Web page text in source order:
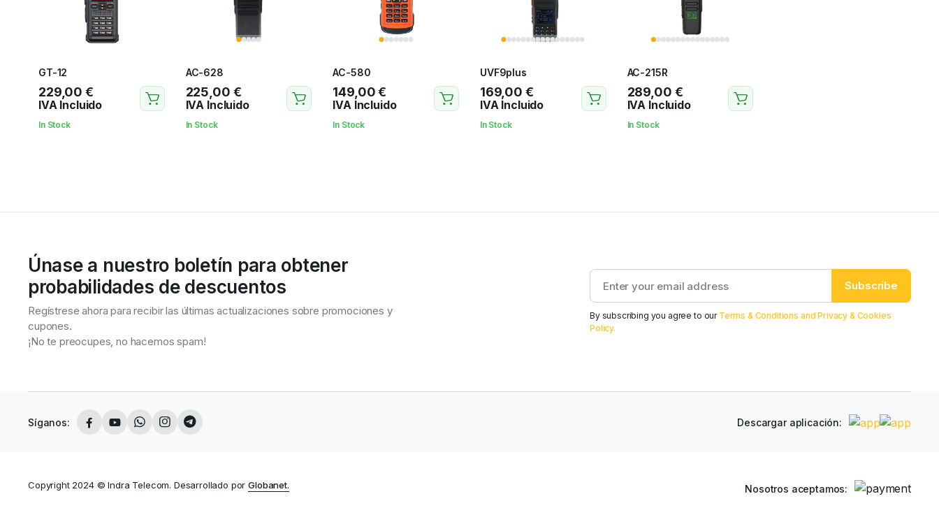
GT-12
229,00 €
IVA Incluido
In Stock
AC-628
225,00 €
IVA Incluido
In Stock
AC-580
149,00€
IVA Incluido
In Stock
UVF9plus
169,00 €
IVA Incluido
In Stock
AC-215R
289,00 €
IVA Incluido
In Stock
Únase a nuestro boletín para obtener
probabilidades de descuentos
Regístrese ahora para recibir las últimas actualizaciones sobre promociones y
cupones.
¡No te preocupes, no hacemos spam!
Subscribe
By subscribing you agree to our Terms & Conditions and Privacy & Cookies
Policy.
Síganos: Descargar aplicación:
Copyright 2024 © Indra Telecom. Desarrollado porGlobanet. Nosotros aceptamos: